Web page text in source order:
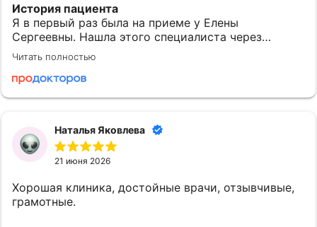
История пациента
Я в первый раз была на приеме у Елены
Сергеевны. Нашла этого специалиста через
приложение МедТочка. При выборе обратила
внимание на ее профессионализм. Перед
исследованием были предоставлены одноразовые
Могу сказать, что после посещения доктора
Субочевой Е.С. у меня остались хорошие
впечатления. Врач показалась доброжелательной.
началась в назначенное время. Елена Сергеевна
провела со мной приблизительно 15-20 минут, и в
Читать полностью
Наталья Яковлева
21 июня 2026
Хорошая клиника, достойные врачи, отзывчивые,
грамотные.